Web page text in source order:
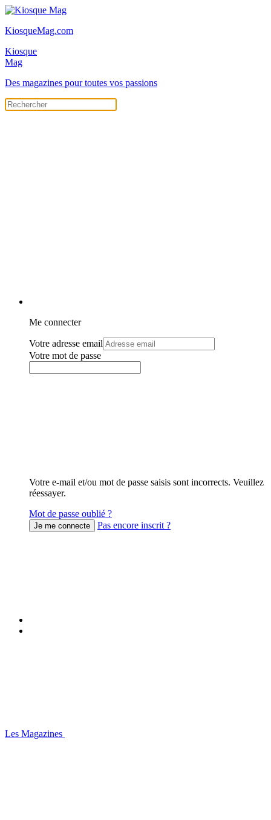
KiosqueMag.com
Kiosque
Mag
Des magazines pour toutes vos passions
Me connecter
Votre adresse email
Votre mot de passe
Votre e-mail et/ou mot de passe saisis sont incorrects. Veuillez
réessayer.
Mot de passe oublié ?
Pas encore inscrit ?
Les Magazines